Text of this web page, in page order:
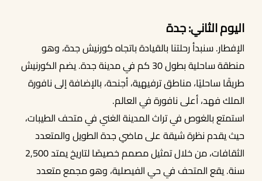
اليوم الثاني: جدة
الإفطار. سنبدأ رحلتنا بالقيادة باتجاه كورنيش جدة، وهو
منطقة ساحلية بطول 30 كم في مدينة جدة. يضم الكورنيش
طريقًا ساحليًا، مناطق ترفيهية، أجنحة، بالإضافة إلى نافورة
الملك فهد، أعلى نافورة في العالم.
استمتع بالغوص في تراث المدينة الغني في متحف الطيبات،
حيث يقدم نظرة شيقة على ماضي جدة الطويل والمتعدد
الثقافات، من خلال تمثيل مصمم خصيصًا لتاريخ يمتد 2,500
سنة. يقع المتحف في حي الفيصلية، وهو مجمع متعدد